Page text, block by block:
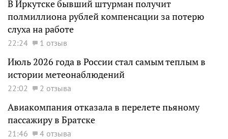
В Иркутске бывший штурман получит
полмиллиона рублей компенсации за потерю
слуха на работе
22:24 1 отзыв
Июль 2026 года в России стал самым теплым в
истории метеонаблюдений
22:02 2 отзыва
Авиакомпания отказала в перелете пьяному
пассажиру в Братске
21:46
4 отзыва